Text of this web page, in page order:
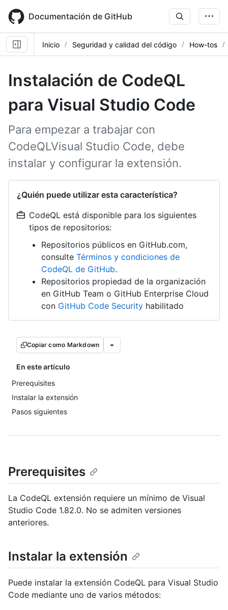
main
content
Documentación de GitHub
Inicio Seguridad y calidad del código How-tos
Instalación de CodeQL
para Visual Studio Code
Para empezar a trabajar con
CodeQLVisual Studio Code, debe
instalar y configurar la extensión.
¿Quién puede utilizar esta característica?
CodeQL está disponible para los siguientes
tipos de repositorios:
Repositorios públicos en GitHub.com,
consulte Términos y condiciones de
CodeQL de GitHub.
Repositorios propiedad de la organización
en GitHub Team o GitHub Enterprise Cloud
con GitHub Code Security habilitado
Copiar como Markdown
En este artículo
Prerequisites
Instalar la extensión
Pasos siguientes
Prerequisites
La CodeQL extensión requiere un mínimo de Visual
Studio Code 1.82.0. No se admiten versiones
anteriores.
Instalar la extensión
Puede instalar la extensión CodeQL para Visual Studio
Code mediante uno de varios métodos: